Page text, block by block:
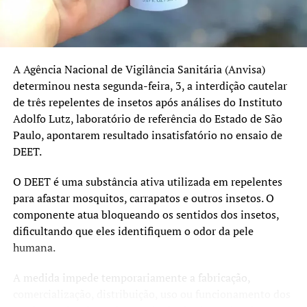
Pentavalente: 91%
Pneumocócica: 96%
Tríplice Viral: 95%
HPV e sarampo recebem atenção especial
Além da atualização das vacinas de rotina, a campanha
HPV e o sarampo.
O prazo da estratégia extraordinária de vacinação contra
o HPV foi ampliado até 31 de dezembro de 2026 para
adolescentes de 15 a 19 anos que ainda não receberam a
A Agência Nacional de Vigilância Sanitária (Anvisa)
determinou nesta segunda-feira, 3, a interdição cautelar
de três repelentes de insetos após análises do Instituto
Adolfo Lutz, laboratório de referência do Estado de São
Paulo, apontarem resultado insatisfatório no ensaio de
DEET.
O DEET é uma substância ativa utilizada em repelentes
para afastar mosquitos, carrapatos e outros insetos. O
componente atua bloqueando os sentidos dos insetos,
dificultando que eles identifiquem o odor da pele
humana.
A medida impede temporariamente a fabricação,